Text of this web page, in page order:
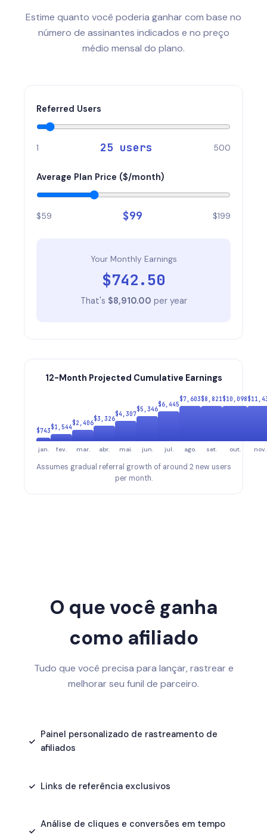
Estime quanto você poderia ganhar com base no
número de assinantes indicados e no preço
médio mensal do plano.
Referred Users
1 25 users 500
Average Plan Price ($/month)
$59 $99 $199
Your Monthly Earnings
$742.50
That's $8,910.00 per year
12-Month Projected Cumulative Earnings
$743
jan.
$1,544
fev.
$2,406
mar.
$3,326
abr.
$4,307
mai.
$5,346
jun.
$6,445
jul.
$7,603
ago.
$8,821
set.
$10,098
out.
$
nov.
Assumes gradual referral growth of around 2 new users
per month.
O que você ganha
como afiliado
Tudo que você precisa para lançar, rastrear e
melhorar seu funil de parceiro.
Painel personalizado de rastreamento de
afiliados
Links de referência exclusivos
Análise de cliques e conversões em tempo